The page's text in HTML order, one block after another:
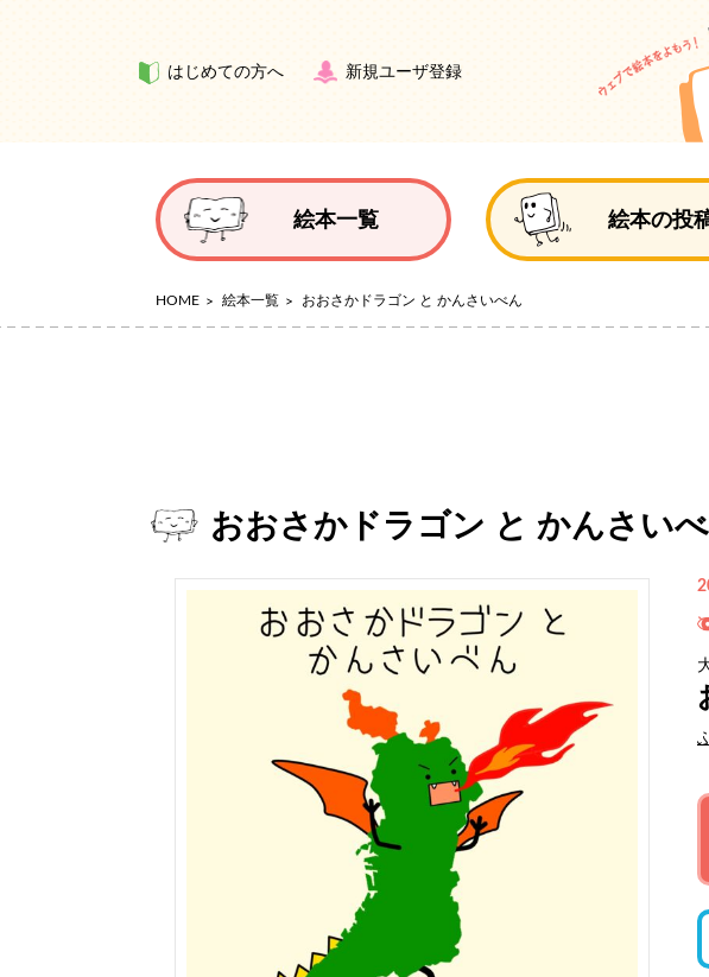
はじめての方へ 新規ユーザ登録
絵本一覧 絵本の投
HOME 絵本一覧 おおさかドラゴン と かんさいべん
おおさかドラゴン と かんさい